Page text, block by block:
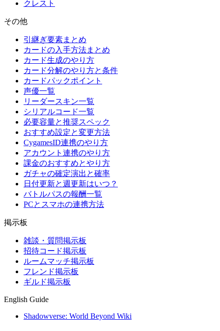
クレスト
その他
引継ぎ要素まとめ
カードの入手方法まとめ
カード生成のやり方
カード分解のやり方と条件
カードパックポイント
声優一覧
リーダースキン一覧
シリアルコード一覧
必要容量と推奨スペック
おすすめ設定と変更方法
CygamesID連携のやり方
アカウント連携のやり方
課金のおすすめとやり方
ガチャの確定演出と確率
日付更新と週更新はいつ？
バトルパスの報酬一覧
PCとスマホの連携方法
掲示板
雑談・質問掲示板
招待コード掲示板
ルームマッチ掲示板
フレンド掲示板
ギルド掲示板
English Guide
Shadowverse: World Beyond Wiki